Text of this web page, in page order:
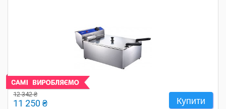
Купити
12 342 ₴
11 250 ₴